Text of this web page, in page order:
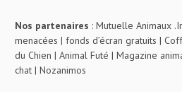
Nos partenaires : Mutuelle Animaux
menacées | fonds d’écran gratuits |
du Chien | Animal Futé | Magazine
chat | Nozanimos